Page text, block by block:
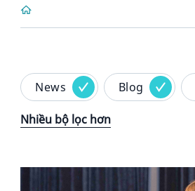
News Blog
Nhiều bộ lọc hơn